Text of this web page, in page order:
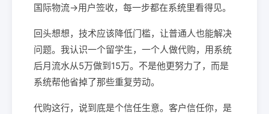
国际物流→用户签收，每一步都在系统里看得见。
回头想想，技术应该降低门槛，让普通人也能解决
问题。我认识一个留学生，一个人做代购，用系统
后月流水从5万做到15万。不是他更努力了，而是
系统帮他省掉了那些重复劳动。
代购这行，说到底是个信任生意。客户信任你，是